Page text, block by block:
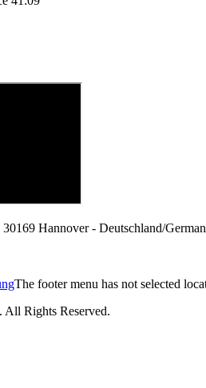
30169 Hannover - Deutschland/
The footer menu has not selected
Rights Reserved.